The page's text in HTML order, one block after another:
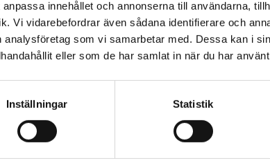
innehållet och annonserna till användarna,
Vi vidarebefordrar även sådana identifierare och
som vi samarbetar med. Dessa kan i
eller som de har samlat in när du har
Inställningar Statistik
som att du besöker nyponochviljaforlag.se via
utanför Sverige. Vi erbjuder inte leveranser
Sverige. För att kunna slutföra ett köp måste
vara i Sverige.
oss
31 20 00
Kontakta kundservice
046-31 21 00